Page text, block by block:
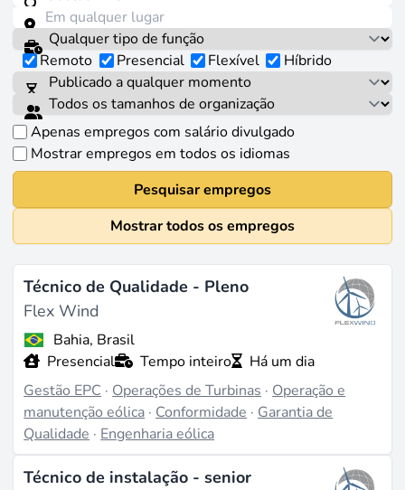
Remoto Presencial Flexível Híbrido
Apenas empregos com salário divulgado
Mostrar empregos em todos os idiomas
Pesquisar empregos
Mostrar todos os empregos
Técnico de Qualidade - Pleno
Flex Wind
Bahia, Brasil
Presencial
Tempo inteiro
Há um dia
Gestão EPC · Operações de Turbinas · Operação e
manutenção eólica · Conformidade · Garantia de
Qualidade · Engenharia eólica
Técnico de instalação - senior